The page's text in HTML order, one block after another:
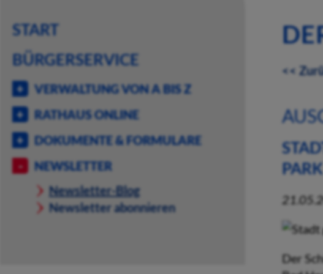
START
BÜRGERSERVICE
VERWALTUNG VON A BIS Z
RATHAUS ONLINE
DOKUMENTE & FORMULARE
NEWSLETTER
Newsletter-Blog
Newsletter abonnieren
<<
Der